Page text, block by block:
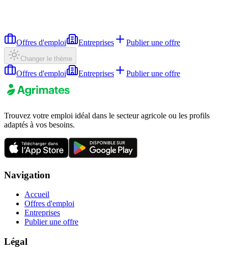
Offres d'emploi Entreprises Publier une offre
Changer le thème
Offres d'emploi Entreprises Publier une offre
Trouvez votre emploi idéal dans le secteur agricole ou les profils
adaptés à vos besoins.
Navigation
Accueil
Offres d'emploi
Entreprises
Publier une offre
Légal